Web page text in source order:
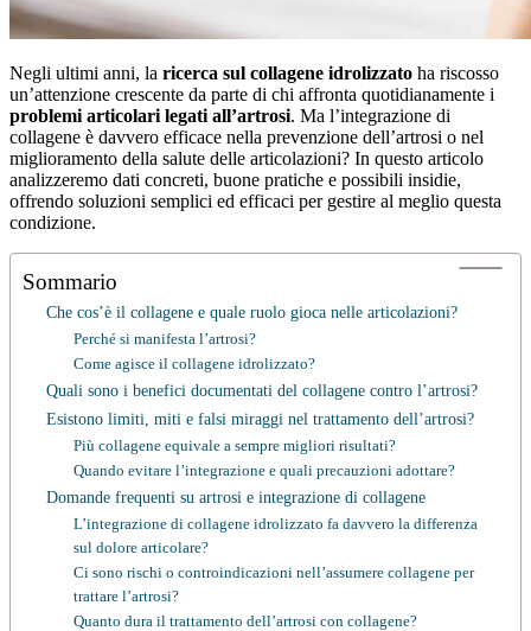
Negli ultimi anni, la ricerca sul collagene idrolizzato ha riscosso
un’attenzione crescente da parte di chi affronta quotidianamente i
problemi articolari legati all’artrosi. Ma l’integrazione di
collagene è davvero efficace nella prevenzione dell’artrosi o nel
miglioramento della salute delle articolazioni? In questo articolo
analizzeremo dati concreti, buone pratiche e possibili insidie,
offrendo soluzioni semplici ed efficaci per gestire al meglio questa
condizione.
Sommario
Che cos’è il collagene e quale ruolo gioca nelle articolazioni?
Perché si manifesta l’artrosi?
Come agisce il collagene idrolizzato?
Quali sono i benefici documentati del collagene contro l’artrosi?
Esistono limiti, miti e falsi miraggi nel trattamento dell’artrosi?
Più collagene equivale a sempre migliori risultati?
Quando evitare l’integrazione e quali precauzioni adottare?
Domande frequenti su artrosi e integrazione di collagene
L’integrazione di collagene idrolizzato fa davvero la differenza
sul dolore articolare?
Ci sono rischi o controindicazioni nell’assumere collagene per
trattare l’artrosi?
Quanto dura il trattamento dell’artrosi con collagene?